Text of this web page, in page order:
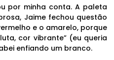
por minha conta. A paleta
Jaime fechou questão
e o amarelo, porque
cor vibrante” (eu queria
enfiando um branco.